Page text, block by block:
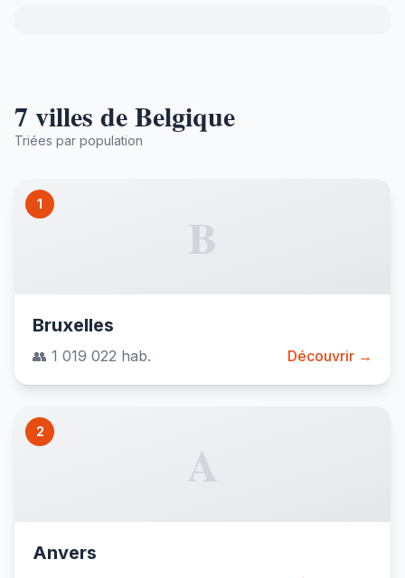
7 villes de Belgique
Triées par population
1
B
Bruxelles
👥 1 019 022 hab. Découvrir →
2
A
Anvers